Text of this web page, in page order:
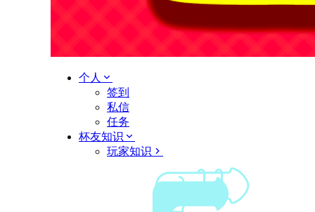
个人
签到
私信
任务
杯友知识
玩家知识